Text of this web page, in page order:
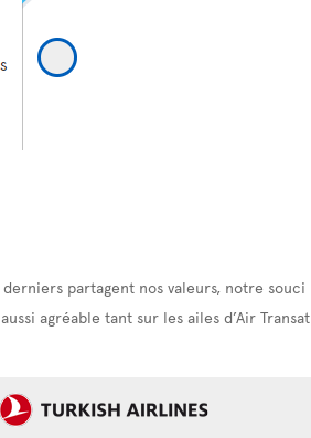
partagent nos valeurs, notre souci
agréable tant sur les ailes d’Air Transat